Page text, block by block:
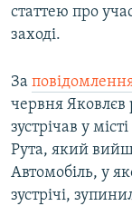
статтею про
заході.
За
червня
зустрічав у
Рута, який
Автомобіль, у
зустрічі,